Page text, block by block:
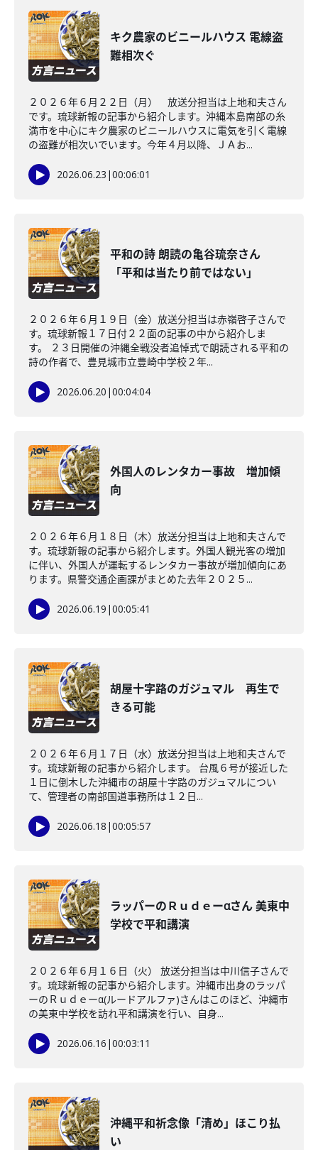
キク農家のビニールハウス 電線盗
難相次ぐ
２０２６年６月２２日（月） 放送分担当は上地和夫さん
です。琉球新報の記事から紹介します。沖縄本島南部の糸
満市を中心にキク農家のビニールハウスに電気を引く電線
の盗難が相次いでいます。今年４月以降、ＪＡお...
2026.06.23 |00:06:01
平和の詩 朗読の亀谷琉奈さん
「平和は当たり前ではない」
２０２６年６月１９日（金）放送分担当は赤嶺啓子さんで
す。琉球新報１７日付２２面の記事の中から紹介しま
す。 ２３日開催の沖縄全戦没者追悼式で朗読される平和の
詩の作者で、豊見城市立豊崎中学校２年...
2026.06.20 |00:04:04
外国人のレンタカー事故 増加傾
向
２０２６年６月１８日（木）放送分担当は上地和夫さんで
す。琉球新報の記事から紹介します。外国人観光客の増加
に伴い、外国人が運転するレンタカー事故が増加傾向にあ
ります。県警交通企画課がまとめた去年２０２５...
2026.06.19 |00:05:41
胡屋十字路のガジュマル 再生で
きる可能
２０２６年６月１７日（水）放送分担当は上地和夫さんで
す。琉球新報の記事から紹介します。 台風６号が接近した
１日に倒木した沖縄市の胡屋十字路のガジュマルについ
て、管理者の南部国道事務所は１２日...
2026.06.18 |00:05:57
ラッパーのＲｕｄｅーαさん 美東中
学校で平和講演
２０２６年６月１６日（火） 放送分担当は中川信子さんで
す。琉球新報の記事から紹介します。沖縄市出身のラッパ
ーのＲｕｄｅーα(ルードアルファ)さんはこのほど、沖縄市
の美東中学校を訪れ平和講演を行い、自身...
2026.06.16 |00:03:11
沖縄平和祈念像「清め」ほこり払
い